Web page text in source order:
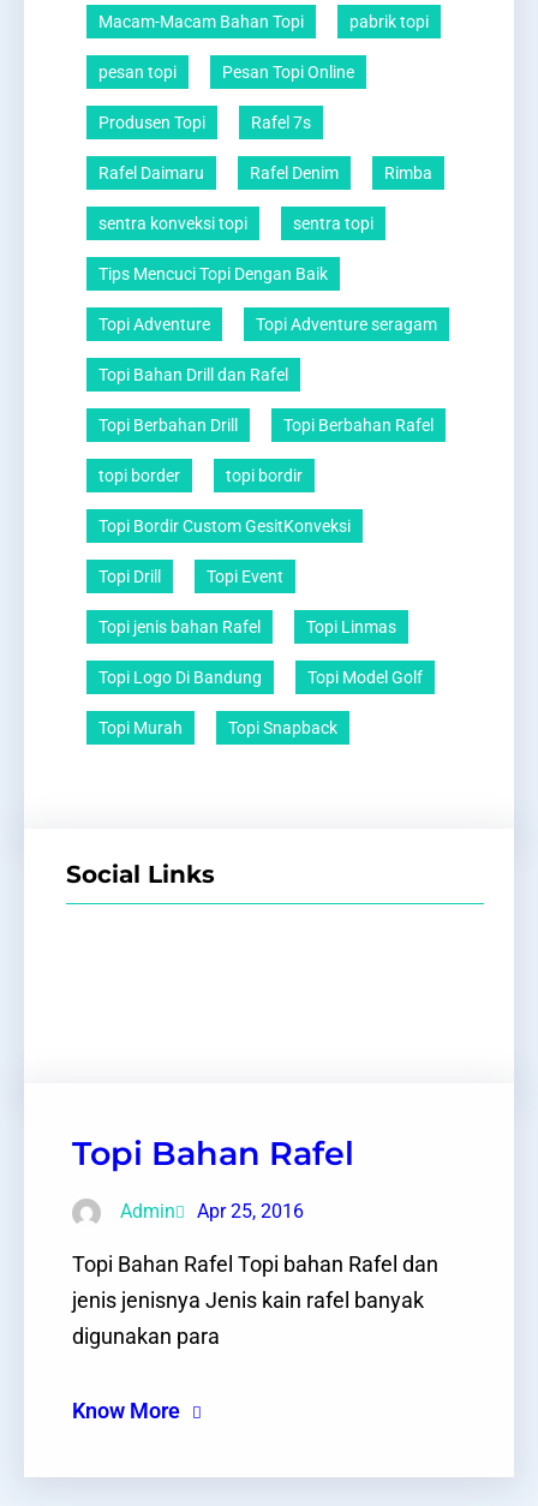
Macam-Macam Bahan Topi pabrik topi
pesan topi Pesan Topi Online
Produsen Topi Rafel 7s
Rafel Daimaru Rafel Denim Rimba
sentra konveksi topi sentra topi
Tips Mencuci Topi Dengan Baik
Topi Adventure Topi Adventure seragam
Topi Bahan Drill dan Rafel
Topi Berbahan Drill Topi Berbahan Rafel
topi border topi bordir
Topi Bordir Custom GesitKonveksi
Topi Drill Topi Event
Topi jenis bahan Rafel Topi Linmas
Topi Logo Di Bandung Topi Model Golf
Topi Murah Topi Snapback
Social Links
Topi Bahan Rafel
Admin Apr 25, 2016
Topi Bahan Rafel Topi bahan Rafel dan
jenis jenisnya Jenis kain rafel banyak
digunakan para
Know More